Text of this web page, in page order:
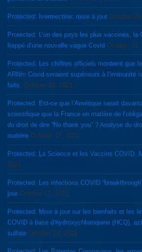
Protected: Ivermectine: mise à jour October
Protected: L’un des pays les plus vaccinés, la
frappé d’une nouvelle vague Covid October 21,
Protected: Les chiffres officiels montrent que
ARNm Covid seraient supérieurs à l’immunité
faits.
October 18, 2021
Protected: Est-ce que l’Amérique serait
scientifique que la France en matière de
du droit de dire “No thank you” ? Analyse du
matière October 17, 2021
Protected: La Science et les Vaccins COVID.
2021
Protected: Les infections COVID
jour October 17, 2021
Protected: Mise à jour sur les bienfaits et les
COVID à base d’hydroxychloroquine (HCQ),
sulfate October 17, 2021